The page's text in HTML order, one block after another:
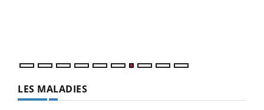
LES MALADIES